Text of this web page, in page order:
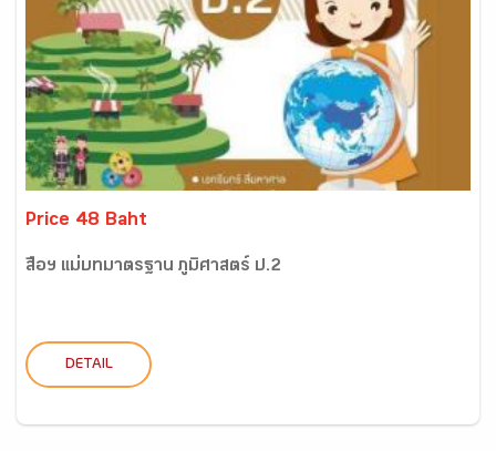
Price 48 Baht
สื่อฯ แม่บทมาตรฐาน ภูมิศาสตร์ ป.2
DETAIL